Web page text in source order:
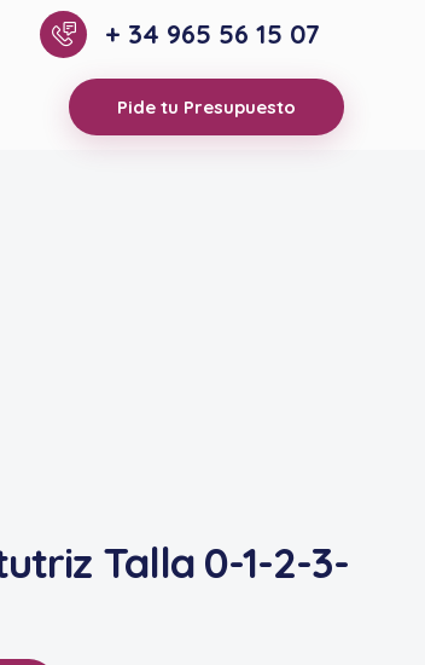
+ 34 965 56 15 07
Pide tu Presupuesto
Talla 0-1-2-3-